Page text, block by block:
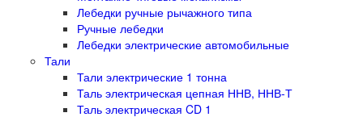
Лебедки ручные рычажного типа
Ручные лебедки
Лебедки электрические автомобильные
Тали
Тали электрические 1 тонна
Таль электрическая цепная ННВ, ННВ-Т
Таль электрическая CD 1